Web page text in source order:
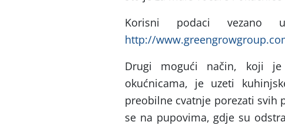
Korisni podaci
http://
Drugi mogući način, koji
okućnicama, je uzeti
preobilne cvatnje porezati svih
se na pupovima, gdje su